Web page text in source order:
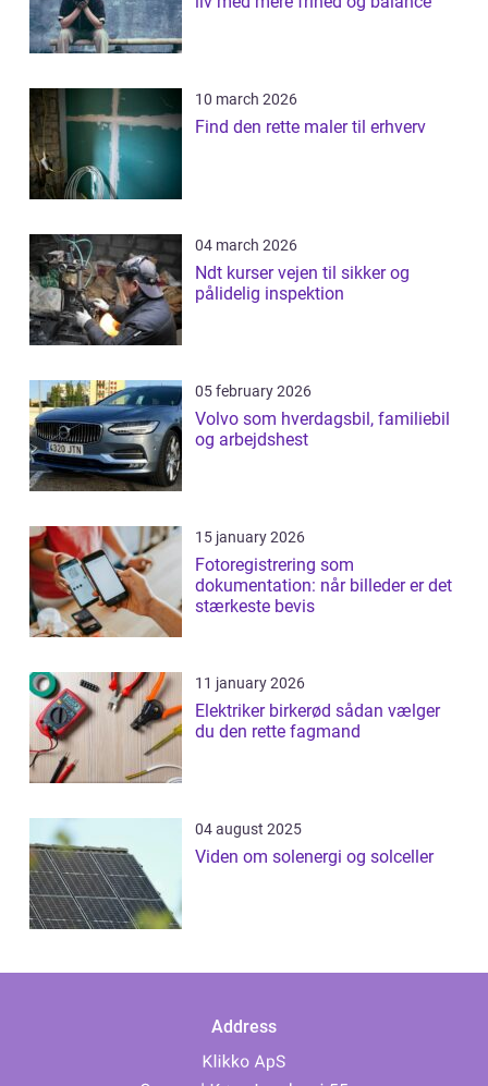
10 march 2026
Find den rette maler til erhverv
04 march 2026
Ndt kurser vejen til sikker og
pålidelig inspektion
05 february 2026
Volvo som hverdagsbil, familiebil
og arbejdshest
15 january 2026
Fotoregistrering som
dokumentation: når billeder er det
stærkeste bevis
11 january 2026
Elektriker birkerød sådan vælger
du den rette fagmand
04 august 2025
Viden om solenergi og solceller
Address